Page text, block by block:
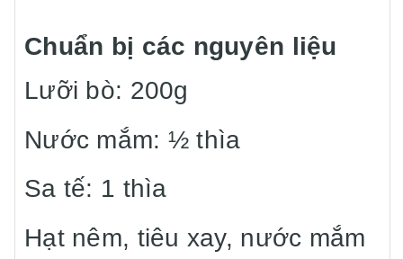
Chuẩn bị các nguyên liệu
Lưỡi bò: 200g
Nước mắm: ½ thìa
Sa tế: 1 thìa
Hạt nêm, tiêu xay, nước mắm